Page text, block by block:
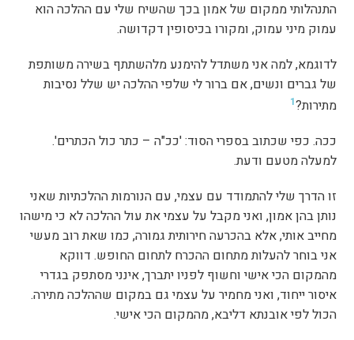
התנהלותי ממקום של אמון בכך שהשיח שלי עם ההלכה הוא
עמוק מיני עמוק, ומקורו בכיסופין דקדושה.
לדוגמא, למה אני משתדל להימנע מלהשתתף בשירה משותפת
של גברים ונשים, אם ברור לי שלפי ההלכה יש שלל נסיבות
מתירות?1
ככה. כפי שכתוב בספרי הסוד: 'ככ"ה – כתר כול הכתרים'.
למעלה מטעם ודעת.
זו הדרך שלי להתמודד עם עצמי, עם הנורמות ההלכתיות שאני
נותן בהן אמון, ואני מקבל על עצמי את עול ההלכה לא כי מישהו
מחייב אותי, אלא בהכרעה חירותית גמורה, כמו שאת רוב מעשי
אני בוחר להעלות מתחום ההכרח לתחום החופש. דווקא
מהמקום הכי אישי וחשוף לפניו יתברך, אינני מסתפק בגדרי
איסור ייחוד, ואני מחמיר על עצמי גם במקום שההלכה מתירה.
הכול לפי אובנתא דליבא, מהמקום הכי אישי.